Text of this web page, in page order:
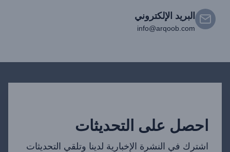
البريد الإلكتروني
info@arqoob.com
احصل على التحديثات
اشترك في النشرة الإخبارية لدينا وتلقي التحديثات